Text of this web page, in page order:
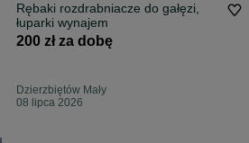
Rębaki rozdrabniacze do gałęzi,
łuparki wynajem
200 zł za dobę
Dzierzbiętów Mały
08 lipca 2026